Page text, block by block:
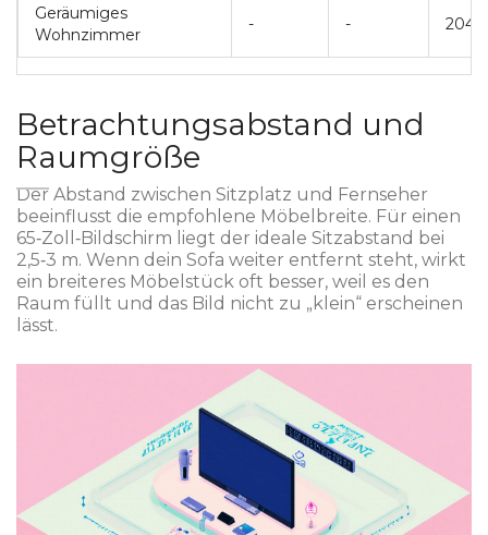
Geräumiges
Wohnzimmer
- - 204
Betrachtungsabstand und
Raumgröße
Der Abstand zwischen Sitzplatz und Fernseher
beeinflusst die empfohlene Möbelbreite. Für einen
65‑Zoll‑Bildschirm liegt der ideale Sitzabstand bei
2,5‑3 m. Wenn dein Sofa weiter entfernt steht, wirkt
ein breiteres Möbelstück oft besser, weil es den
Raum füllt und das Bild nicht zu „klein“ erscheinen
lässt.